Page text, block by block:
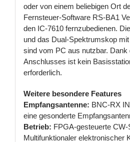
oder von einem beliebigen Ort
Fernsteuer-Software RS-BA1
den IC-7610 fernzubedienen.
und das Dual-Spektrumskop
sind vom PC aus nutzbar. Dank
Anschlusses ist kein
erforderlich.
Weitere besondere Features
Empfangsantenne: BNC-RX
eine gesonderte
Betrieb: FPGA-gesteuerte CW-
Multifunktionaler elektronischer